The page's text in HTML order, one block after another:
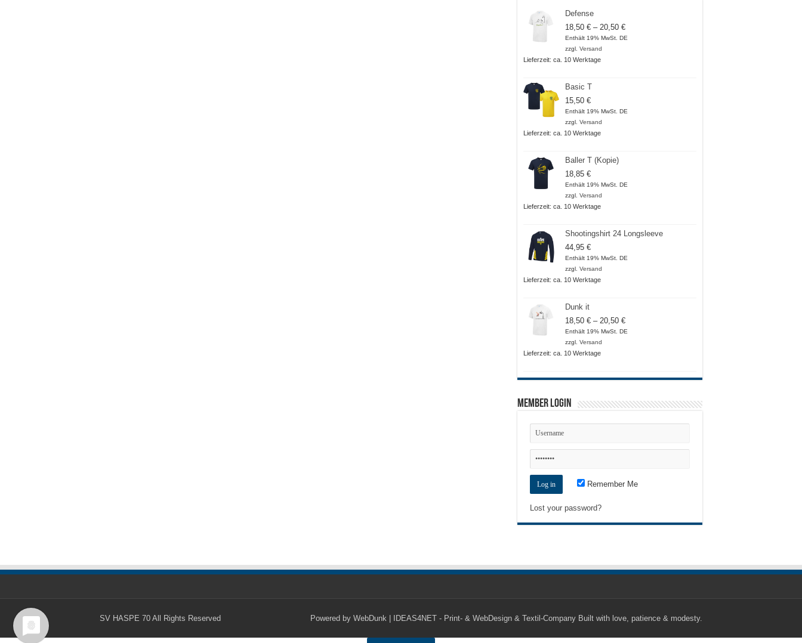
Defense
18,50 € – 20,50 €Preisspanne:
18,50 €
Enthält 19% MwSt. DE
zzgl. Versand
Lieferzeit: ca. 10 Werktage
Basic T
15,50 €
Enthält 19% MwSt. DE
zzgl. Versand
Lieferzeit: ca. 10 Werktage
Baller T (Kopie)
18,85 €
Enthält 19% MwSt. DE
zzgl. Versand
Lieferzeit: ca. 10 Werktage
Shootingshirt 24 Longsleeve
44,95 €
Enthält 19% MwSt. DE
zzgl. Versand
Lieferzeit: ca. 10 Werktage
Dunk it
18,50 € – 20,50 €Preisspanne:
18,50 €
Enthält 19% MwSt. DE
zzgl. Versand
Lieferzeit: ca. 10 Werktage
Member Login
Remember Me
Lost your password?
Powered by WebDunk | IDEAS4NET - Print- & WebDesign & Textil-Company Built with love, patience & modesty.
SV HASPE 70 All Rights Reserved